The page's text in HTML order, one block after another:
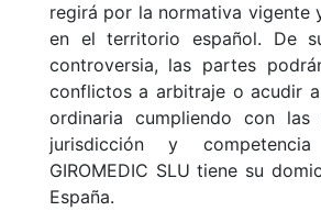
regirá por la normativa vigente
en el territorio español. De
controversia, las partes
conflictos a arbitraje o acudir
ordinaria cumpliendo con las
jurisdicción y
GIROMEDIC SLU tiene su
España.